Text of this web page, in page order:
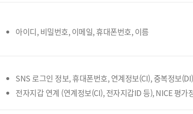
아이디, 비밀번호, 이메일, 휴대폰번호, 이름
SNS 로그인 정보, 휴대폰번호, 연계정보(CI), 중복정보
전자지갑 연계 (연계정보(CI), 전자지갑ID 등), NICE 평가